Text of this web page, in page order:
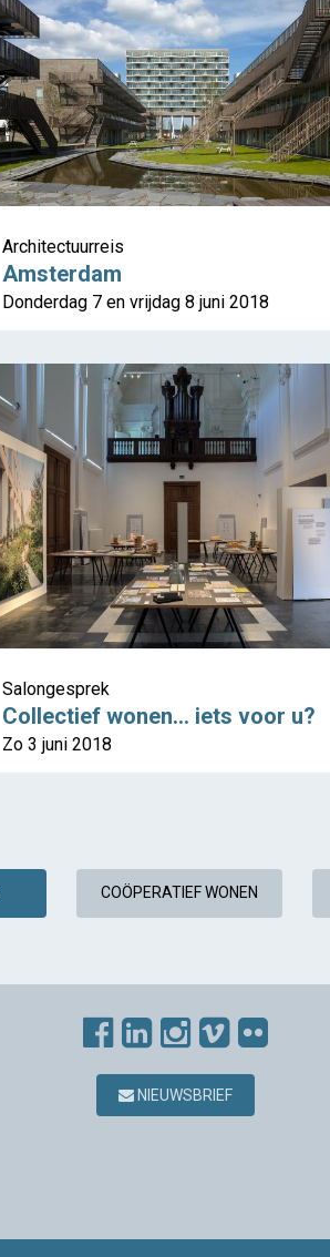
Architectuurreis
Amsterdam
Donderdag 7 en vrijdag 8 juni 2018
Salongesprek
Collectief wonen… iets voor u?
Zo 3 juni 2018
COÖPERATIEF WONEN
NIEUWSBRIEF